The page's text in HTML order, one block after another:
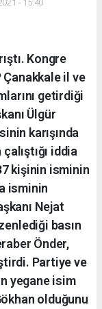
- 15:40
Kongre
il ve
getirdiği
Ülgür
karışında
iddia
kişinin isminin
isminin
Nejat
basın
Önder,
Partiye ve
yegane isim
olduğunu